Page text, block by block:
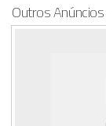
Outros Anúncios